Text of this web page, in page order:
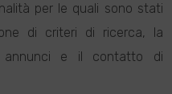
per le quali sono stati
di criteri di ricerca, la
annunci e il contatto di